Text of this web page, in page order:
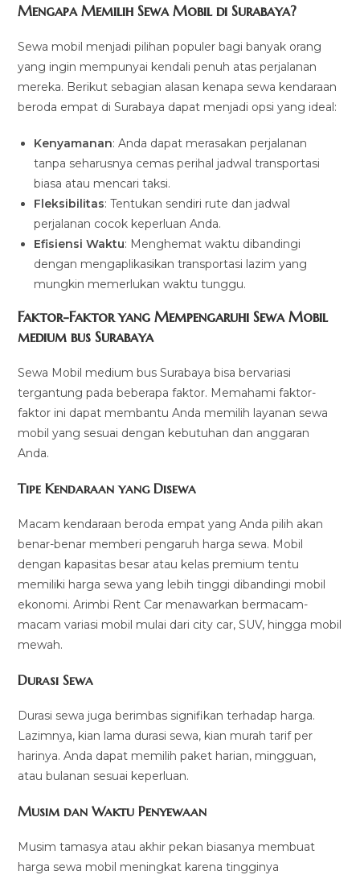
Mengapa Memilih Sewa Mobil di Surabaya?
Sewa mobil menjadi pilihan populer bagi banyak orang
yang ingin mempunyai kendali penuh atas perjalanan
mereka. Berikut sebagian alasan kenapa sewa kendaraan
beroda empat di Surabaya dapat menjadi opsi yang ideal:
Kenyamanan: Anda dapat merasakan perjalanan
tanpa seharusnya cemas perihal jadwal transportasi
biasa atau mencari taksi.
Fleksibilitas: Tentukan sendiri rute dan jadwal
perjalanan cocok keperluan Anda.
Efisiensi Waktu: Menghemat waktu dibandingi
dengan mengaplikasikan transportasi lazim yang
mungkin memerlukan waktu tunggu.
Faktor-Faktor yang Mempengaruhi Sewa Mobil
medium bus Surabaya
Sewa Mobil medium bus Surabaya bisa bervariasi
tergantung pada beberapa faktor. Memahami faktor-
faktor ini dapat membantu Anda memilih layanan sewa
mobil yang sesuai dengan kebutuhan dan anggaran
Anda.
Tipe Kendaraan yang Disewa
Macam kendaraan beroda empat yang Anda pilih akan
benar-benar memberi pengaruh harga sewa. Mobil
dengan kapasitas besar atau kelas premium tentu
memiliki harga sewa yang lebih tinggi dibandingi mobil
ekonomi. Arimbi Rent Car menawarkan bermacam-
macam variasi mobil mulai dari city car, SUV, hingga mobil
mewah.
Durasi Sewa
Durasi sewa juga berimbas signifikan terhadap harga.
Lazimnya, kian lama durasi sewa, kian murah tarif per
harinya. Anda dapat memilih paket harian, mingguan,
atau bulanan sesuai keperluan.
Musim dan Waktu Penyewaan
Musim tamasya atau akhir pekan biasanya membuat
harga sewa mobil meningkat karena tingginya